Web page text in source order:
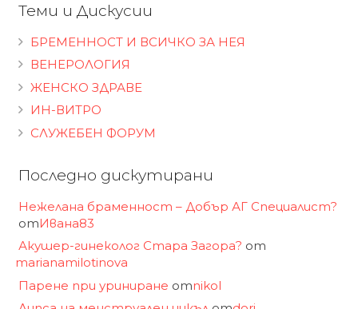
Теми и Дискусии
БРЕМЕННОСТ И ВСИЧКО ЗА НЕЯ
ВЕНЕРОЛОГИЯ
ЖЕНСКО ЗДРАВЕ
ИН-ВИТРО
СЛУЖЕБЕН ФОРУМ
Последно дискутирани
Нежелана браменност – Добър АГ Специалист?
отИвана83
Акушер-гинеколог Стара Загора? от
marianamilotinova
Парене при уриниране отnikol